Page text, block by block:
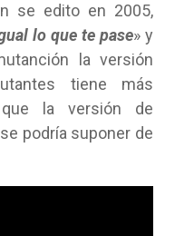
se edito en 2005,
lo que te pase» y
la versión
tiene más
la versión de
podría suponer de